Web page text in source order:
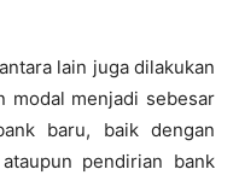
lain juga dilakukan
modal menjadi sebesar
baru, baik dengan
pendirian bank